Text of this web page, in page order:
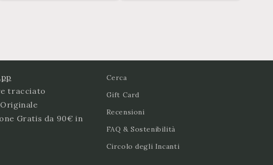
tracciato
Gratis da 90€ in
Cerca
Gift Card
Recensioni
FAQ & Sostenibilità
Circolo degli Incanti